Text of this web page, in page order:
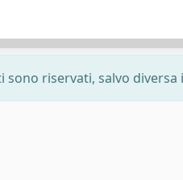
riservati, salvo diversa